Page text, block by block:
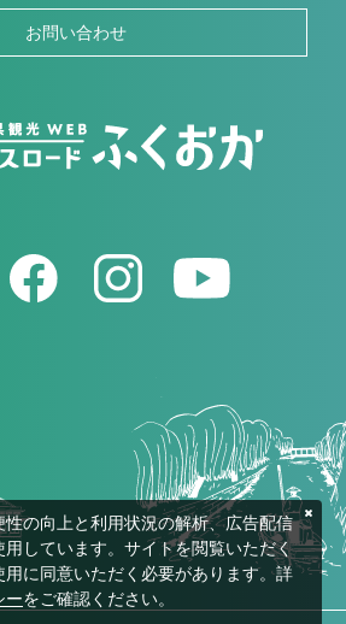
お問い合わせ
性の向上と利用状況の解析、広告配信
用しています。サイトを閲覧いただく
用に同意いただく必要があります。詳
ーをご確認ください。